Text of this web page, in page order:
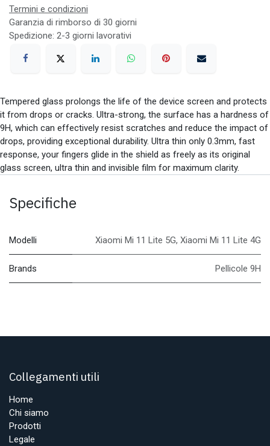
Termini e condizioni
Garanzia di rimborso di 30 giorni
Spedizione: 2-3 giorni lavorativi
Tempered glass prolongs the life of the device screen and protects
it from drops or cracks. Ultra-strong, the surface has a hardness of
9H, which can effectively resist scratches and reduce the impact of
drops, providing exceptional durability. Ultra thin only 0.3mm, fast
response, your fingers glide in the shield as freely as its original
glass screen, ultra thin and invisible film for maximum clarity.
Specifiche
Modelli Xiaomi Mi 11 Lite 5G, Xiaomi Mi 11 Lite 4G
Brands Pellicole 9H
Collegamenti utili
Home
Chi siamo
Prodotti
Legale